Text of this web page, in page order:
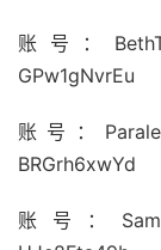
账号：
GPw1gNvrEu
账号：
BRGrh6xwYd
账号：